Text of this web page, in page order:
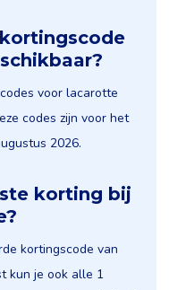
voor lacarotte
codes zijn voor het
2026.
korting bij
kortingscode van
kun je ook alle 1